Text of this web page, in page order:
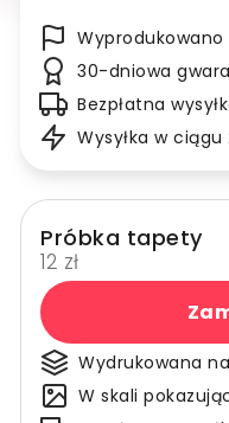
Wyprodukowano
30-dniowa
Bezpłatna
Wysyłka w
Próbka tapety
12 zł
Wydrukowana
W skali